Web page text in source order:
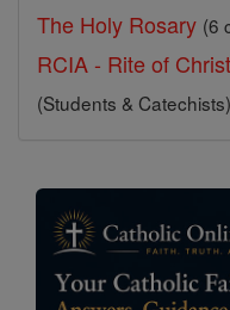
The Holy Rosary (6
RCIA - Rite of
(Students & Catechists)